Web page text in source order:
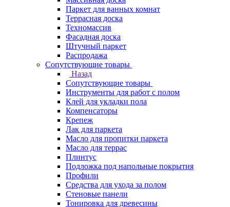
Паркет для ванных комнат
Террасная доска
Техномассив
Фасадная доска
Штучный паркет
Распродажа
Сопутствующие товары
Назад
Сопутствующие товары
Инструменты для работ с полом
Клей для укладки пола
Компенсаторы
Крепеж
Лак для паркета
Масло для пропитки паркета
Масло для террас
Плинтус
Подложка под напольные покрытия
Профили
Средства для ухода за полом
Стеновые панели
Тонировка для древесины